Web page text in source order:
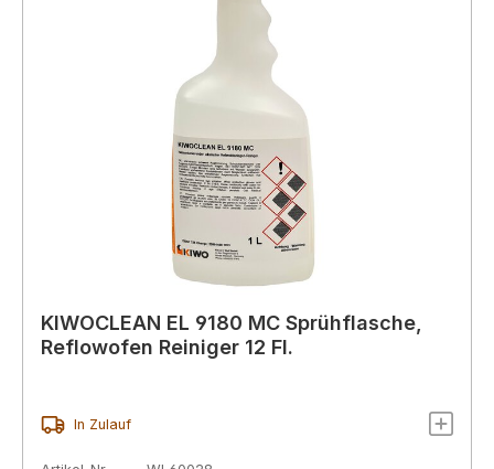
KIWOCLEAN EL 9180 MC Sprühflasche,
Reflowofen Reiniger 12 Fl.
In Zulauf